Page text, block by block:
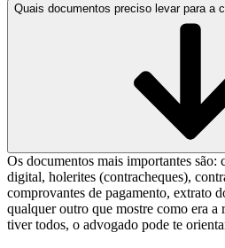
Quais documentos preciso levar para a
Os documentos mais importantes são:
digital, holerites (contracheques),
comprovantes de pagamento, extrato
qualquer outro que mostre como era a
tiver todos, o advogado pode te